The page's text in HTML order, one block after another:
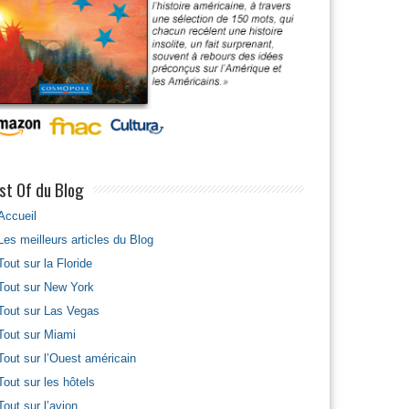
Of du Blog
meilleurs articles du Blog
sur la Floride
sur New York
sur Las Vegas
sur Miami
sur l’Ouest américain
sur les hôtels
sur l’avion